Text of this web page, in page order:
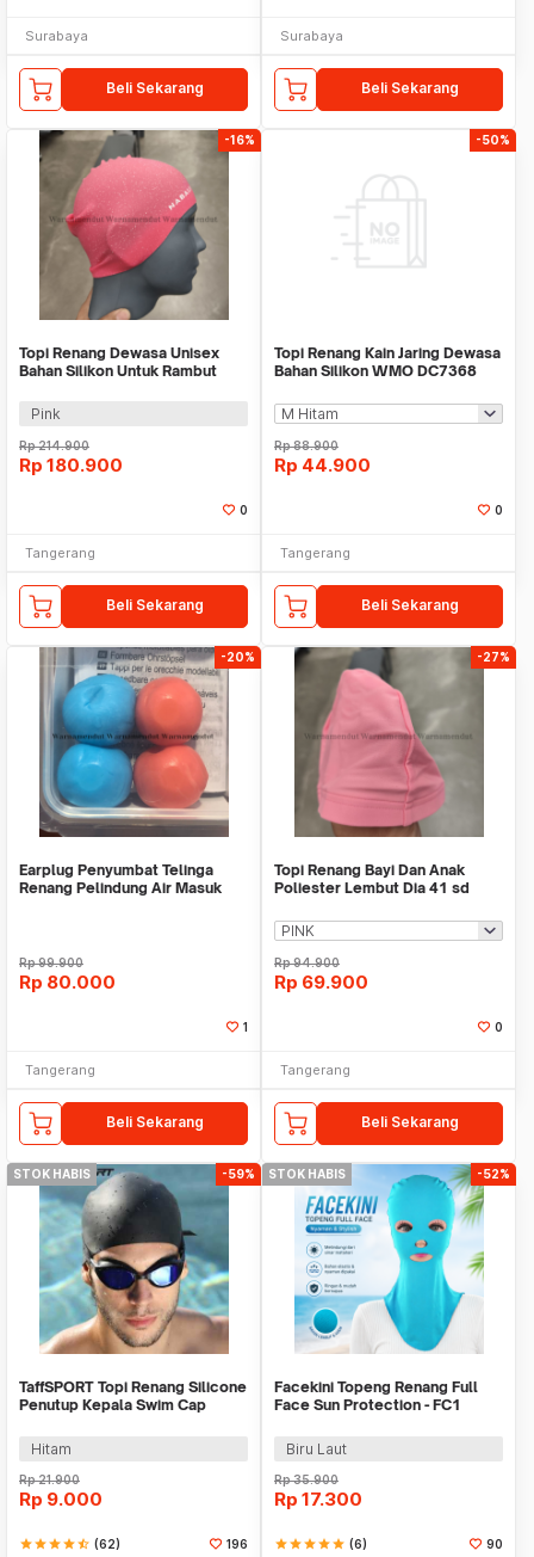
Surabaya
Beli Sekarang
Surabaya
Beli Sekarang
-16%
Topi Renang Dewasa Unisex
Bahan Silikon Untuk Rambut
Pink
Rp214.900
Rp 180.900
0
Tangerang
Beli Sekarang
-50%
Topi Renang Kain Jaring Dewasa
Bahan Silikon WMO DC7368
Rp88.900
Rp 44.900
0
Tangerang
Beli Sekarang
-20%
Earplug Penyumbat Telinga
Renang Pelindung Air Masuk
Rp99.900
Rp 80.000
1
Tangerang
Beli Sekarang
-27%
Topi Renang Bayi Dan Anak
Poliester Lembut Dia 41 sd
Rp94.900
Rp 69.900
0
Tangerang
Beli Sekarang
STOK HABIS -59%
TaffSPORT Topi Renang Silicone
Penutup Kepala Swim Cap
Hitam
Rp21.900
Rp 9.000
starstarstarstarstar_half (62) 196
STOK HABIS -52%
Facekini Topeng Renang Full
Face Sun Protection - FC1
Biru Laut
Rp35.900
Rp 17.300
starstarstarstarstar (6) 90